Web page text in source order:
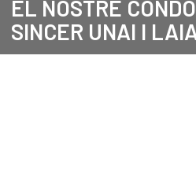
EL NOSTRE
SINCER UNAI I